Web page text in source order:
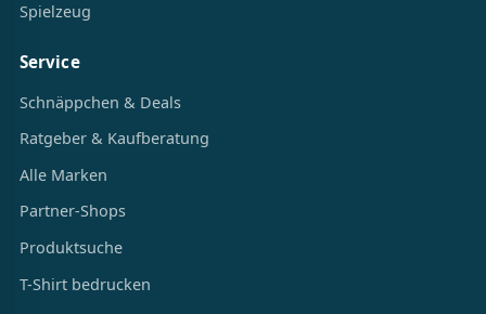
Spielzeug
Service
Schnäppchen & Deals
Ratgeber & Kaufberatung
Alle Marken
Partner-Shops
Produktsuche
T-Shirt bedrucken